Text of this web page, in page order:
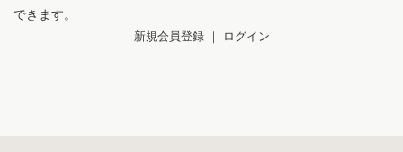
できます。
新規会員登録｜ ログイン